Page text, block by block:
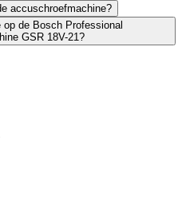
accuschroefmachine?
de Bosch Professional
GSR 18V-21?